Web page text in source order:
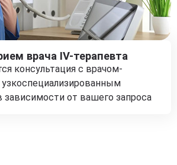
врача IV-терапевта
консультация с врачом-
зависимости от вашего запроса